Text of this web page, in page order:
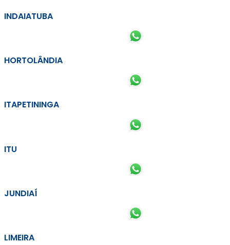
INDAIATUBA
HORTOLÂNDIA
ITAPETININGA
ITU
JUNDIAÍ
LIMEIRA